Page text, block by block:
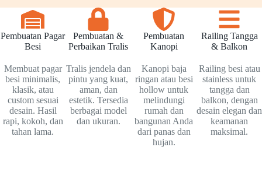
Pembuatan Pagar
Besi
Membuat pagar
besi minimalis,
klasik, atau
custom sesuai
desain. Hasil
rapi, kokoh, dan
tahan lama.
Pembuatan &
Perbaikan Tralis
Tralis jendela dan
pintu yang kuat,
aman, dan
estetik. Tersedia
berbagai model
dan ukuran.
Pembuatan
Kanopi
Kanopi baja
ringan atau besi
hollow untuk
melindungi
rumah dan
bangunan Anda
dari panas dan
hujan.
Railing Tangga
& Balkon
Railing besi atau
stainless untuk
tangga dan
balkon, dengan
desain elegan dan
keamanan
maksimal.